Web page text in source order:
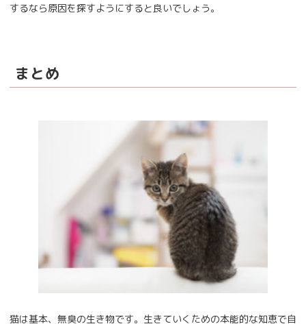
するなら原因を探すようにすると良いでしょう。
まとめ
猫は基本、無臭の生き物です。生きていくための本能的な知恵で自